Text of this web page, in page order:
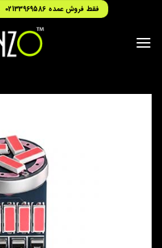
content
فقط فروش عمده 02133969586